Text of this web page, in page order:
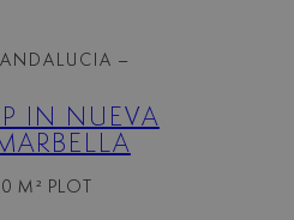
–
IN NUEVA
M² PLOT